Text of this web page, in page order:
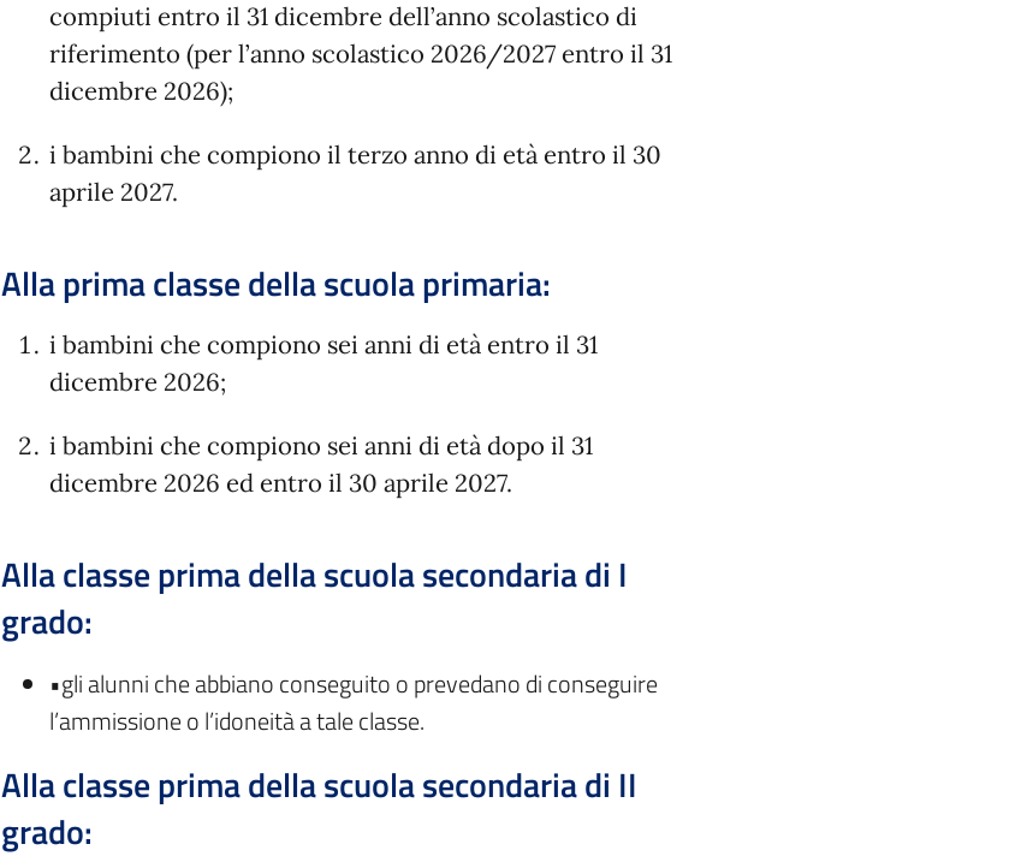
compiuti entro il 31 dicembre dell’anno scolastico di
riferimento (per l’anno scolastico 2026/2027 entro il 31
dicembre 2026);
i bambini che compiono il terzo anno di età entro il 30
aprile 2027.
Alla prima classe della scuola primaria:
i bambini che compiono sei anni di età entro il 31
dicembre 2026;
i bambini che compiono sei anni di età dopo il 31
dicembre 2026 ed entro il 30 aprile 2027.
Alla classe prima della scuola secondaria di I
grado:
•gli alunni che abbiano conseguito o prevedano di conseguire
l’ammissione o l’idoneità a tale classe.
Alla classe prima della scuola secondaria di II
grado: